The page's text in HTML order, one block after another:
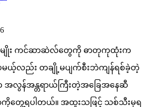
ျိုး ကင်ဆာဆဲလ်တွေကို ဓာတုကုထုံးက
ယ့်လည်း တချို့မပျက်စီးဘဲကျန်ရစ်ခဲ့တဲ့
န်အန္တရာယ်ကြီးတဲ့အခြေအနေဆီ
ကိုတွေ့ရပါတယ်။ အထူးသဖြင့် သစ်သီးမှရ